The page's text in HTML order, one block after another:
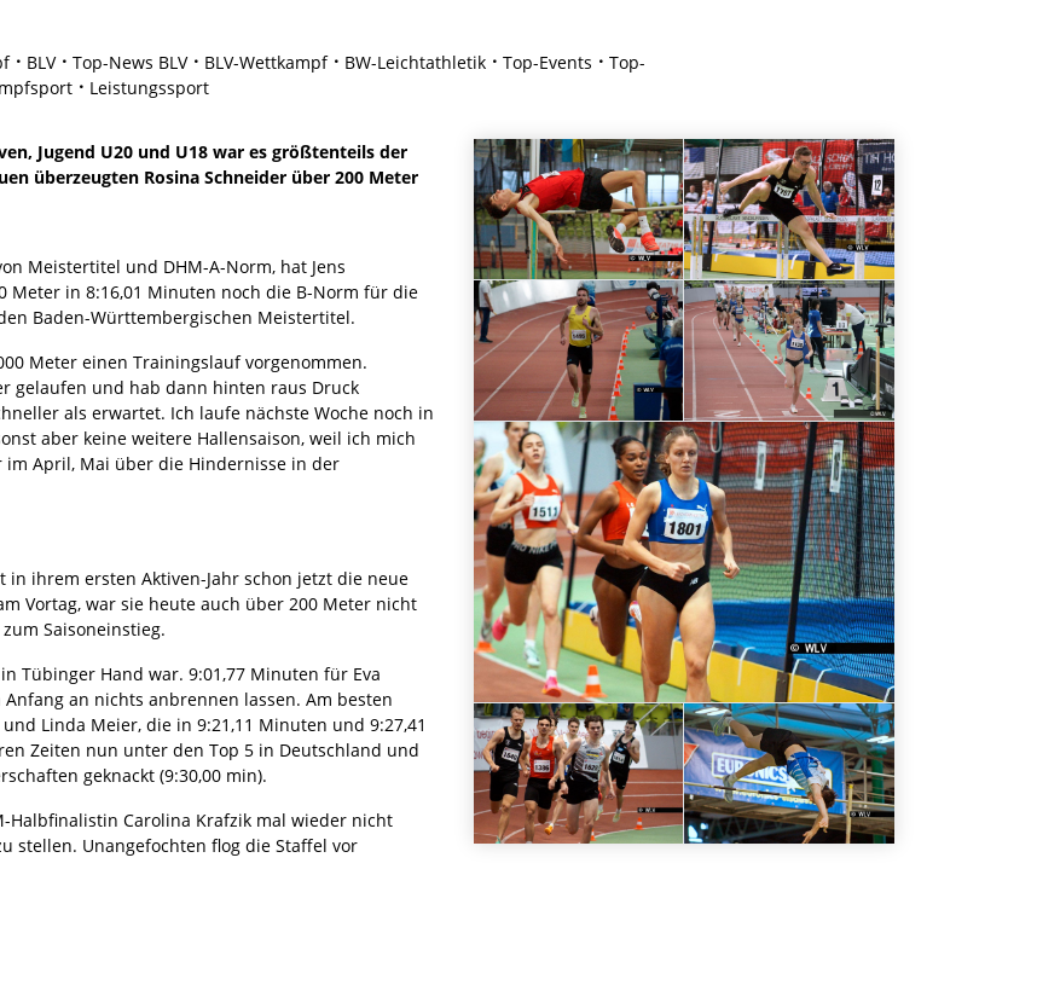
BLV Top-News BLV BLV-Wettkampf BW-Leichtathletik Top-Events
Top-
Leistungssport
Jugend U20 und U18 war es größtenteils der
überzeugten Rosina Schneider über 200 Meter
Meistertitel und DHM-A-Norm, hat Jens
Meter in 8:16,01 Minuten noch die B-Norm für die
Baden-Württembergischen Meistertitel.
Meter einen Trainingslauf vorgenommen.
gelaufen und hab dann hinten raus Druck
als erwartet. Ich laufe nächste Woche noch in
aber keine weitere Hallensaison, weil ich mich
April, Mai über die Hindernisse in der
in ihrem ersten Aktiven-Jahr schon jetzt die neue
Vortag, war sie heute auch über 200 Meter nicht
Saisoneinstieg.
Tübinger Hand war. 9:01,77 Minuten für Eva
an nichts anbrennen lassen. Am besten
Linda Meier, die in 9:21,11 Minuten und 9:27,41
Zeiten nun unter den Top 5 in Deutschland und
geknackt (9:30,00 min).
Halbfinalistin Carolina Krafzik mal wieder nicht
stellen. Unangefochten flog die Staffel vor